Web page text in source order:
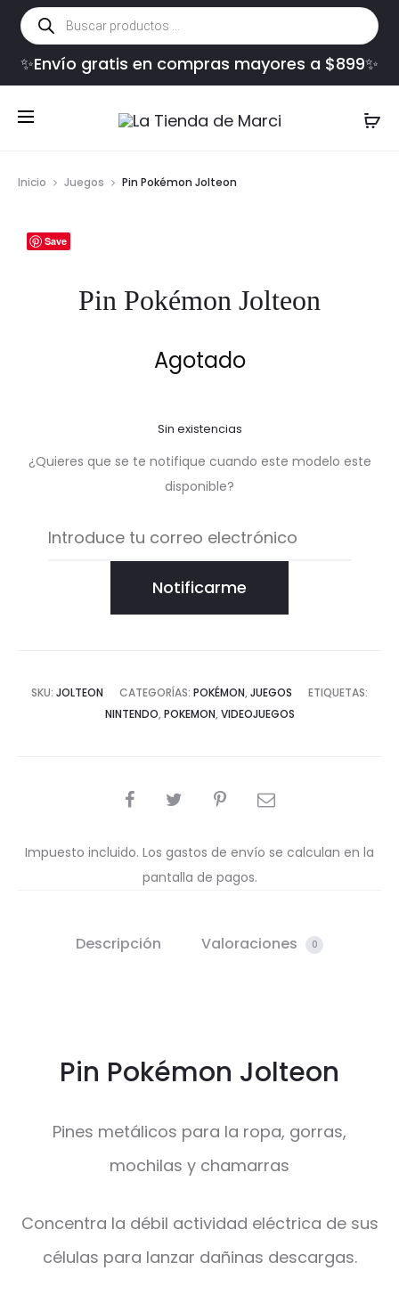
Búsqueda
de
productos
✨Envío gratis en compras mayores a $899✨
Inicio Juegos Pin Pokémon Jolteon
Save
Pin Pokémon Jolteon
Agotado
Sin existencias
¿Quieres que se te notifique cuando este modelo este
disponible?
Notificarme
SKU: JOLTEON CATEGORÍAS: POKÉMON, JUEGOS
ETIQUETAS:
NINTENDO, POKEMON, VIDEOJUEGOS
COMPARTIR
Impuesto incluido. Los gastos de envío se calculan en la
pantalla de pagos.
Descripción Valoraciones 0
Pin Pokémon Jolteon
Pines metálicos para la ropa, gorras,
mochilas y chamarras
Concentra la débil actividad eléctrica de sus
células para lanzar dañinas descargas.